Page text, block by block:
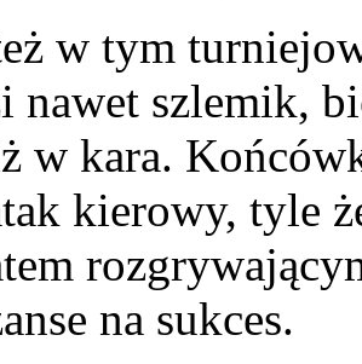
w tym
nawet szlemik,
w kara.
kierowy, tyle
na sukces.